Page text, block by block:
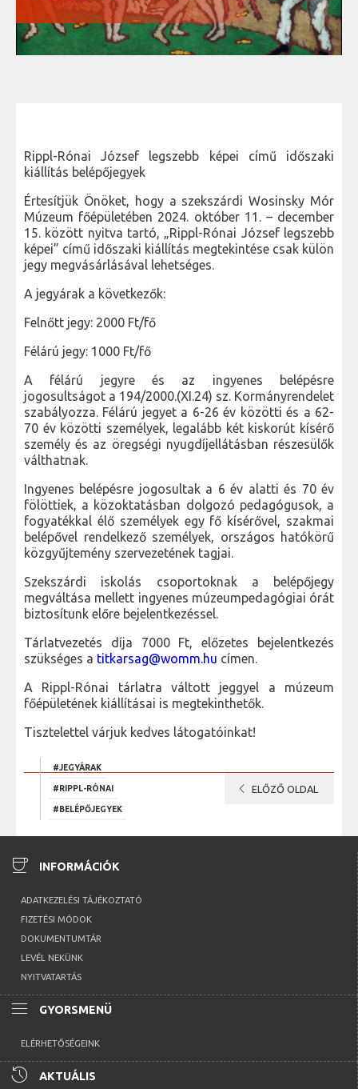
Rippl-Rónai József legszebb képei című időszaki
kiállítás belépőjegyek
Értesítjük Önöket, hogy a szekszárdi Wosinsky Mór
Múzeum főépületében 2024. október 11. – december
15. között nyitva tartó, „Rippl-Rónai József legszebb
képei” című időszaki kiállítás megtekintése csak külön
jegy megvásárlásával lehetséges.
A jegyárak a következők:
Felnőtt jegy: 2000 Ft/fő
Félárú jegy: 1000 Ft/fő
A félárú jegyre és az ingyenes belépésre
jogosultságot a 194/2000.(XI.24) sz. Kormányrendelet
szabályozza. Félárú jegyet a 6-26 év közötti és a 62-
70 év közötti személyek, legalább két kiskorút kísérő
személy és az öregségi nyugdíjellátásban részesülők
válthatnak.
Ingyenes belépésre jogosultak a 6 év alatti és 70 év
fölöttiek, a közoktatásban dolgozó pedagógusok, a
fogyatékkal élő személyek egy fő kísérővel, szakmai
belépővel rendelkező személyek, országos hatókörű
közgyűjtemény szervezetének tagjai.
Szekszárdi iskolás csoportoknak a belépőjegy
megváltása mellett ingyenes múzeumpedagógiai órát
biztosítunk előre bejelentkezéssel.
Tárlatvezetés díja 7000 Ft, előzetes bejelentkezés
szükséges a titkarsag@womm.hu címen.
A Rippl-Rónai tárlatra váltott jeggyel a múzeum
főépületének kiállításai is megtekinthetők.
Tisztelettel várjuk kedves látogatóinkat!
#JEGYÁRAK
#RIPPL-RÓNAI
#BELÉPŐJEGYEK
chevron_left ELŐZŐ OLDAL
coffee INFORMÁCIÓK
ADATKEZELÉSI TÁJÉKOZTATÓ
FIZETÉSI MÓDOK
DOKUMENTUMTÁR
LEVÉL NEKÜNK
NYITVATARTÁS
menu GYORSMENÜ
ELÉRHETŐSÉGEINK
history AKTUÁLIS